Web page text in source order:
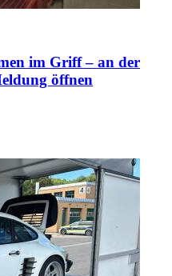
im Griff – an der
öffnen